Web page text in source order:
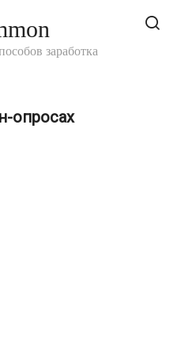
заработка
опросах